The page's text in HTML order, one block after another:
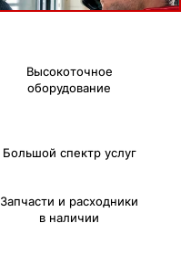
Высокоточное
оборудование
Большой спектр услуг
Запчасти и расходники
в наличии